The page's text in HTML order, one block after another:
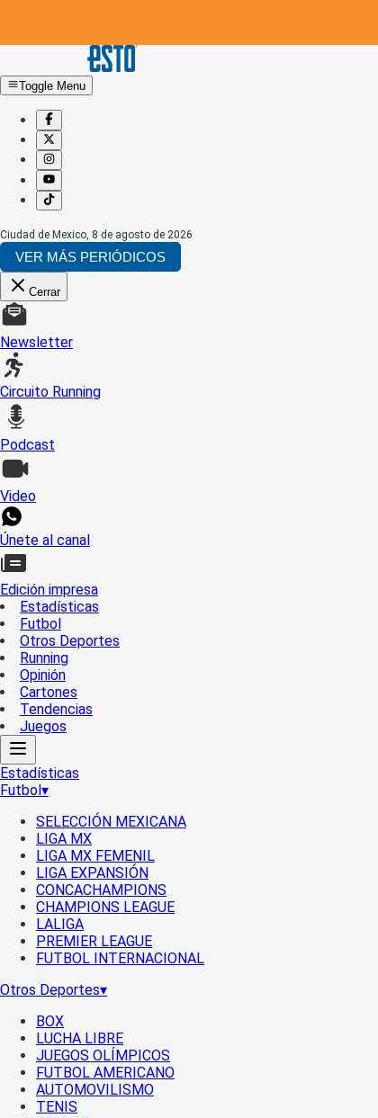
Toggle Menu
Ciudad de Mexico, 8 de agosto de 2026
VER MÁS PERIÓDICOS
Cerrar
Newsletter
Circuito Running
Podcast
Video
Únete al canal
Edición impresa
Estadísticas
Futbol
Otros Deportes
Running
Opinión
Cartones
Tendencias
Juegos
Estadísticas
Futbol▾
SELECCIÓN MEXICANA
LIGA MX
LIGA MX FEMENIL
LIGA EXPANSIÓN
CONCACHAMPIONS
CHAMPIONS LEAGUE
LALIGA
PREMIER LEAGUE
FUTBOL INTERNACIONAL
Otros Deportes▾
BOX
LUCHA LIBRE
JUEGOS OLÍMPICOS
FUTBOL AMERICANO
AUTOMOVILISMO
TENIS